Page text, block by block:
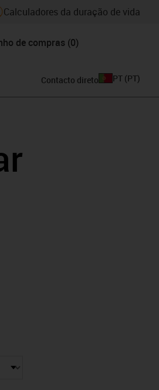
Calculadores da duração de vida
de compras (0)
Contacto direto PT (PT)